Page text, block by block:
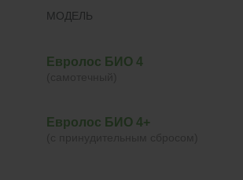
МОДЕЛЬ
Евролос БИО 4
Евролос БИО 4+